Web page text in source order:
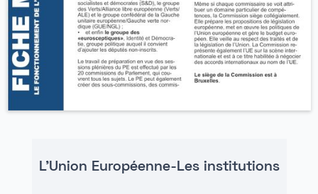
L'Union Européenne-Les institutions